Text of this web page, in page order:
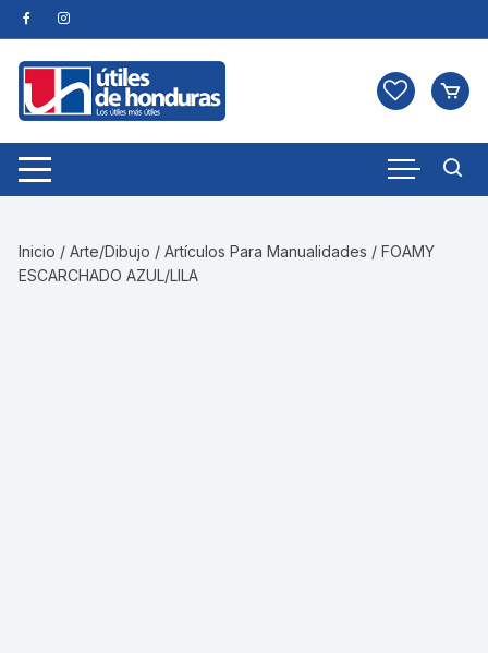
Skip
to
content
Inicio /Arte/Dibujo /Artículos Para Manualidades / FOAMY
ESCARCHADO AZUL/LILA